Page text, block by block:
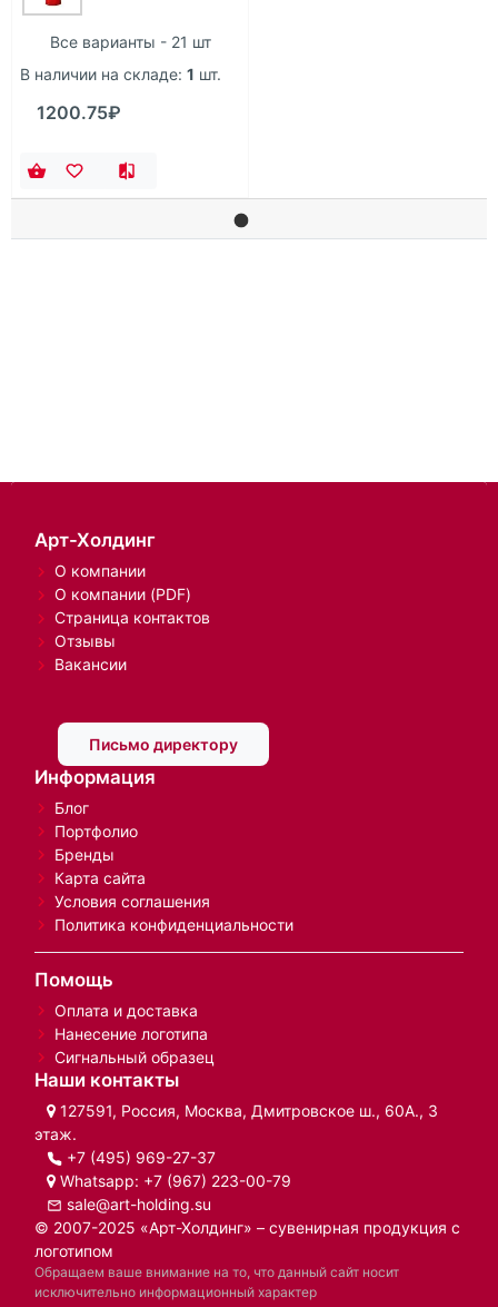
Все варианты - 21 шт
В наличии на складе: 1 шт.
1200.75₽
Арт-Холдинг
О компании
О компании (PDF)
Страница контактов
Отзывы
Вакансии
Письмо директору
Информация
Блог
Портфолио
Бренды
Карта сайта
Условия соглашения
Политика конфиденциальности
Помощь
Оплата и доставка
Нанесение логотипа
Сигнальный образец
Наши контакты
127591, Россия, Москва, Дмитровское ш., 60А., 3
этаж.
+7 (495) 969-27-37
Whatsapp: +7 (967) 223-00-79
sale@art-holding.su
© 2007-2025 «Арт-Холдинг» – сувенирная продукция с
логотипом
Обращаем ваше внимание на то, что данный сайт носит
исключительно информационный характер